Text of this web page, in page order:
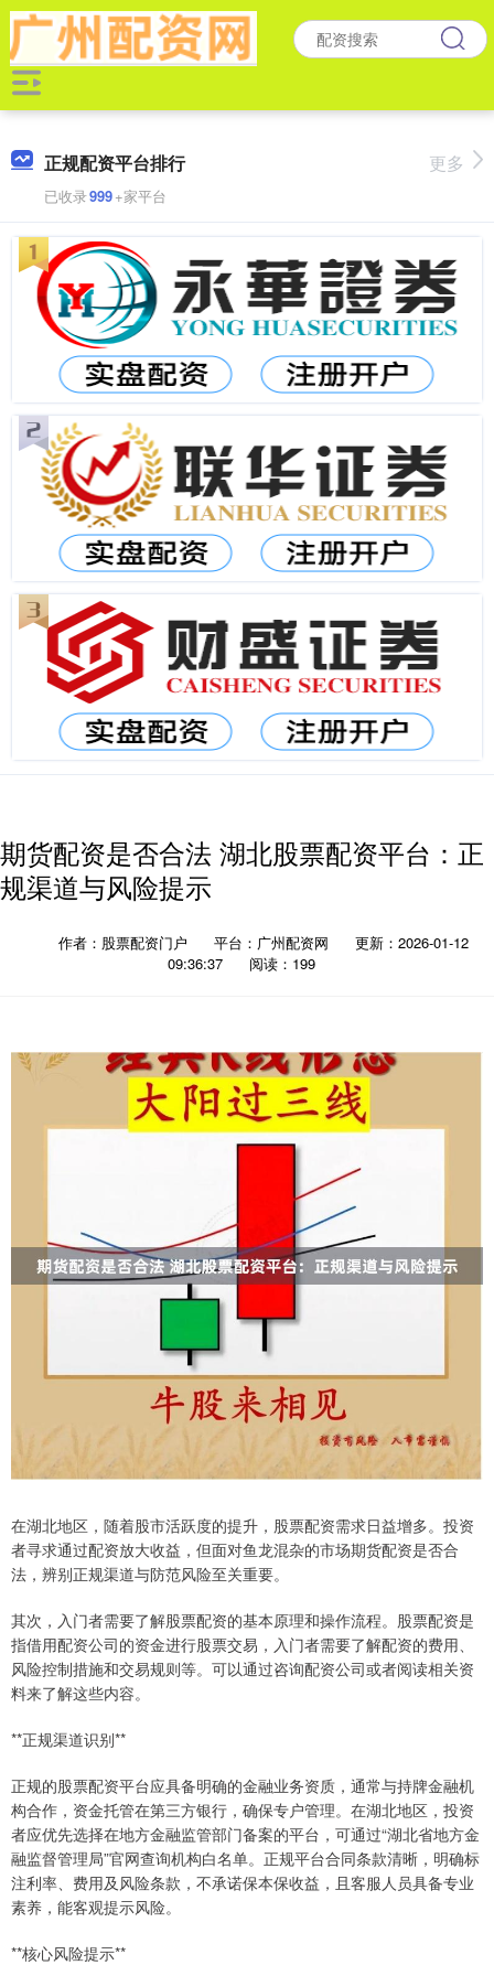
正规配资平台排行
已收录999+家平台
更多
期货配资是否合法 湖北股票配资平台：正
规渠道与风险提示
作者：股票配资门户 平台：广州配资网
更新：2026-01-12
09:36:37
阅读：199
在湖北地区，随着股市活跃度的提升，股票配资需求日益增多。投资
者寻求通过配资放大收益，但面对鱼龙混杂的市场期货配资是否合
法，辨别正规渠道与防范风险至关重要。
其次，入门者需要了解股票配资的基本原理和操作流程。股票配资是
指借用配资公司的资金进行股票交易，入门者需要了解配资的费用、
风险控制措施和交易规则等。可以通过咨询配资公司或者阅读相关资
料来了解这些内容。
**正规渠道识别**
正规的股票配资平台应具备明确的金融业务资质，通常与持牌金融机
构合作，资金托管在第三方银行，确保专户管理。在湖北地区，投资
者应优先选择在地方金融监管部门备案的平台，可通过“湖北省地方金
融监督管理局”官网查询机构白名单。正规平台合同条款清晰，明确标
注利率、费用及风险条款，不承诺保本保收益，且客服人员具备专业
素养，能客观提示风险。
**核心风险提示**